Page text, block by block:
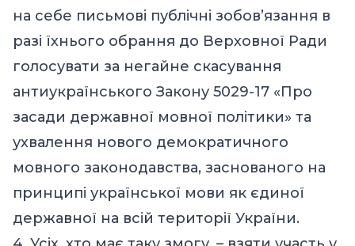
на себе письмові публічні зобов’язання в
разі їхнього обрання до Верховної Ради
голосувати за негайне скасування
антиукраїнського Закону 5029-17 «Про
засади державної мовної політики» та
ухвалення нового демократичного
мовного законодавства, заснованого на
принципі української мови як єдиної
державної на всій території України.